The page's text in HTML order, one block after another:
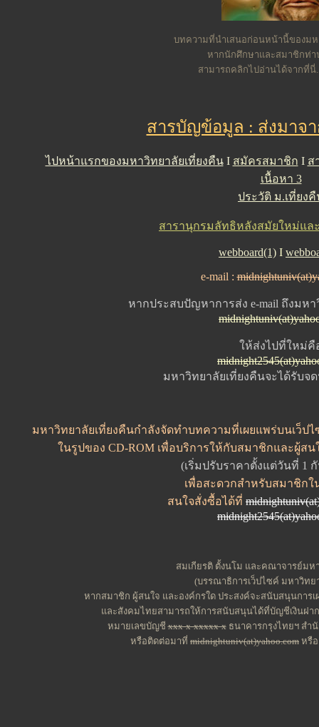
บทความที่นำเสนอก่อนหน้านี้ของมห
หากนักศึกษาและสมาชิกท่า
สามารถคลิกไปอ่านได้จากที่
สารบัญข้อมูล : ส่งมาจ
ไปหน้าแรกของมหาวิทยาลัยเที่ยงคืนI สมัครสมาชิก I ส
เนื้อหา 3
ประวัติ ม.เที่ยง
สารานุกรมลัทธิหลังสมัยใหม่และ
webboard(1) I
e-mail :
หากประสบปัญหาการส่ง e-mail ถึงมห
ให้ส่งไปที่ใหม่คื
มหาวิทยาลัยเที่ยงคืนจะได้รับจ
มหาวิทยาลัยเที่ยงคืนกำลังจัดทำบทความที่เผยแพร่บนเว็ปไ
ในรูปของ CD-ROM เพื่อบริการให้กับสมาชิกและผู้ส
(เริ่มปรับราคาตั้งแต่วันที่ 1 กั
เพื่อสะดวกสำหรับสมาชิก
สนใจสั่งซื้อได้ที่
สมเกียรติ ตั้งนโม และคณาจารย์มห
(บรรณาธิการเว็ปไซค์ มหาวิทย
หากสมาชิก ผู้สนใจ และองค์กรใด ประสงค์จะสนับสนุนการ
และสังคมไทยสามารถให้การสนับสนุนได้ที่บัญชีเงินฝา
หมายเลขบัญชีxxx-x-xxxxx-xธนาคารกรุงไทยฯ สำนั
หรือติดต่อมาที่ midnightuniv(at)yahoo.com หรื